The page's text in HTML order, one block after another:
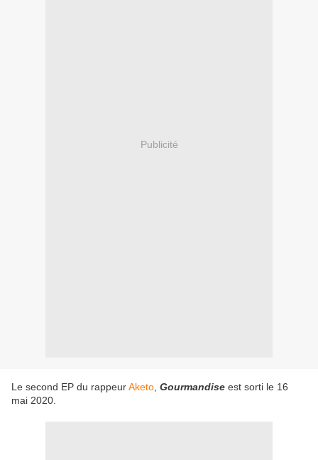
Publicité
Le second EP du rappeurAketo Gourmandise est sorti le 16
mai 2020.